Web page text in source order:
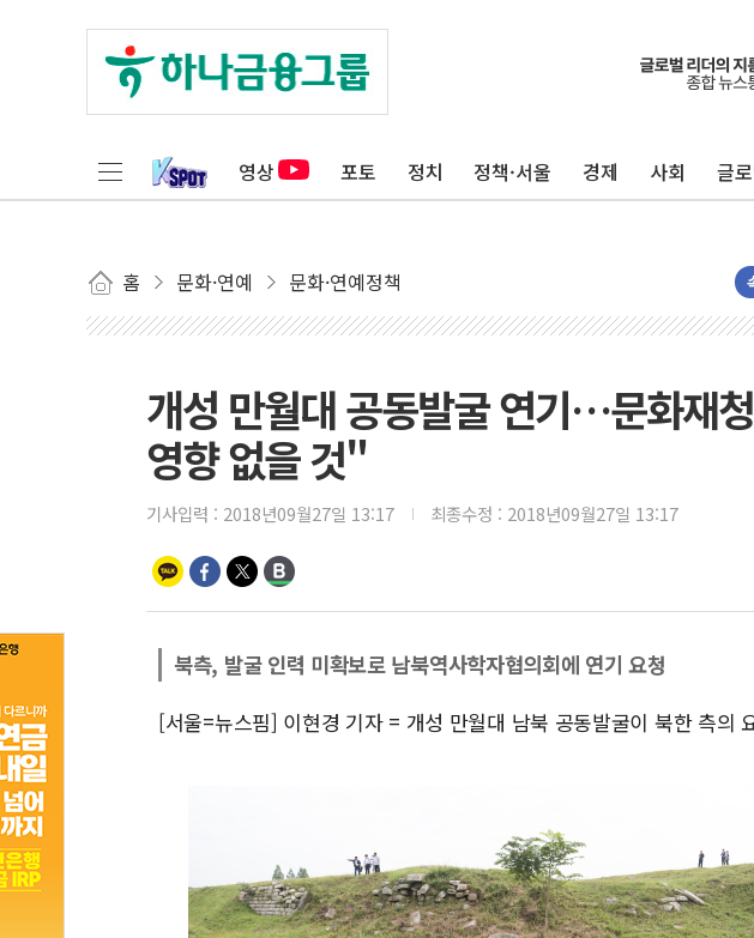
영상 포토 정치 정책·서울 경제 사회 글
홈 문화·연예 문화·연예정책
개성 만월대 공동발굴 연기…문화재
영향 없을 것"
기사입력 : 2018년09월27일 13:17 최종수정 : 2018년09월27일 13:17
북측, 발굴 인력 미확보로 남북역사학자협의회에 연기 요청
[서울=뉴스핌] 이현경 기자 = 개성 만월대 남북 공동발굴이 북한 측의